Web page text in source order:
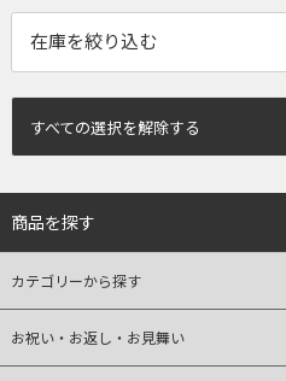
すべての選択を解除する
商品を探す
カテゴリーから探す
お祝い・お返し・お見舞い